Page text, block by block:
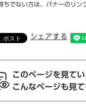
でない方は、バナーのリン
シェアする
このページを見て
こんなページも見